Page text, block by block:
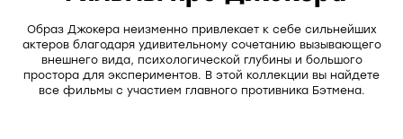
Образ Джокера неизменно привлекает к себе сильнейших
актеров благодаря удивительному сочетанию вызывающего
внешнего вида, психологической глубины и большого
простора для экспериментов. В этой коллекции вы найдете
все фильмы с участием главного противника Бэтмена.